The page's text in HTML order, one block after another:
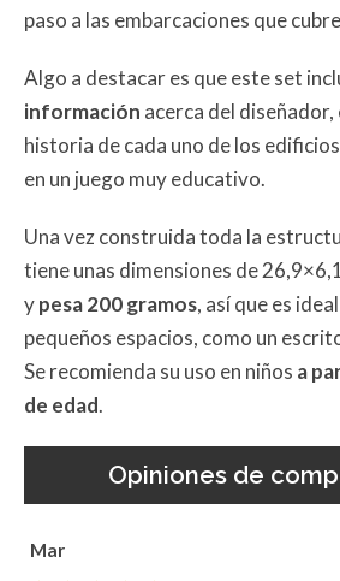
paso a las embarcaciones que
Algo a destacar es que este set
información acerca del
historia de cada uno de los
en un juego muy educativo.
Una vez construida toda la
tiene unas dimensiones de
ypesa 200 gramos, así que es
pequeños espacios, como un
Se recomienda su uso en niños a
de edad.
Opiniones de
Mar